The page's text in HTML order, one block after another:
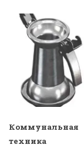
Коммунальная
техника